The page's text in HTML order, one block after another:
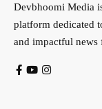
Devbhoomi Media
platform dedicated
and impactful news